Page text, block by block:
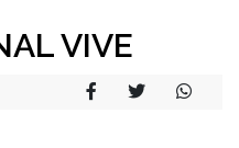
VIVE